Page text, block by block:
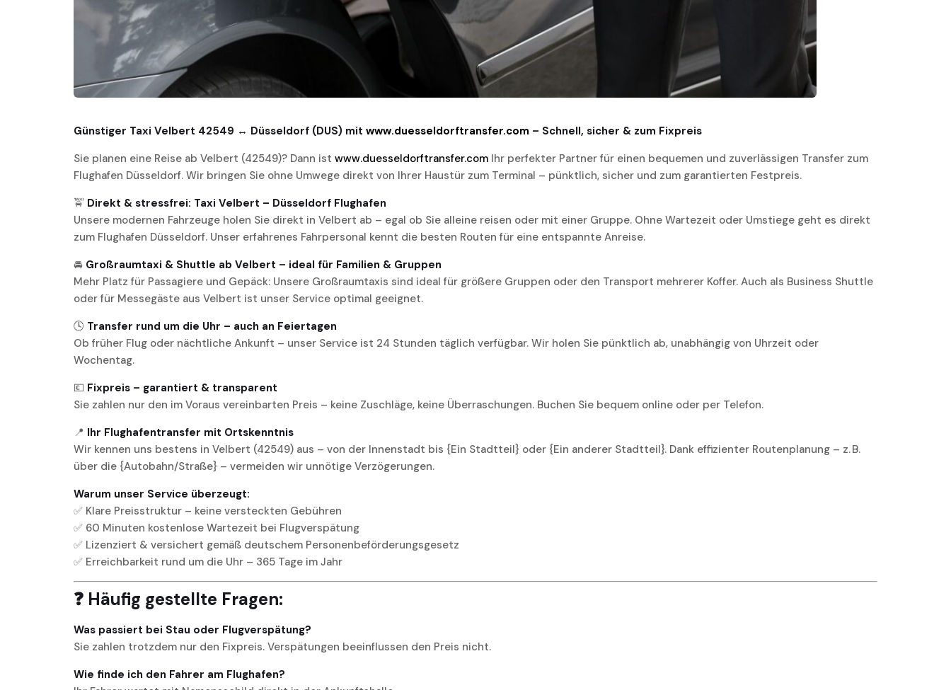
Günstiger Taxi Velbert 42549 ↔ Düsseldorf (DUS) mit www.duesseldorftransfer.com – Schnell, sicher & zum Fixpreis
Sie planen eine Reise ab Velbert (42549)? Dann ist www.duesseldorftransfer.com Ihr perfekter Partner für einen bequemen und zuverlässigen Transfer zum
Flughafen Düsseldorf. Wir bringen Sie ohne Umwege direkt von Ihrer Haustür zum Terminal – pünktlich, sicher und zum garantierten Festpreis.
🚖 Direkt & stressfrei: Taxi Velbert – Düsseldorf Flughafen
Unsere modernen Fahrzeuge holen Sie direkt in Velbert ab – egal ob Sie alleine reisen oder mit einer Gruppe. Ohne Wartezeit oder Umstiege geht es direkt
zum Flughafen Düsseldorf. Unser erfahrenes Fahrpersonal kennt die besten Routen für eine entspannte Anreise.
🚘 Großraumtaxi & Shuttle ab Velbert – ideal für Familien & Gruppen
Mehr Platz für Passagiere und Gepäck: Unsere Großraumtaxis sind ideal für größere Gruppen oder den Transport mehrerer Koffer. Auch als Business Shuttle
oder für Messegäste aus Velbert ist unser Service optimal geeignet.
🕓 Transfer rund um die Uhr – auch an Feiertagen
Ob früher Flug oder nächtliche Ankunft – unser Service ist 24 Stunden täglich verfügbar. Wir holen Sie pünktlich ab, unabhängig von Uhrzeit oder
Wochentag.
💶 Fixpreis – garantiert & transparent
Sie zahlen nur den im Voraus vereinbarten Preis – keine Zuschläge, keine Überraschungen. Buchen Sie bequem online oder per Telefon.
📍 Ihr Flughafentransfer mit Ortskenntnis
Wir kennen uns bestens in Velbert (42549) aus – von der Innenstadt bis {Ein Stadtteil} oder {Ein anderer Stadtteil}. Dank effizienter Routenplanung – z. B.
über die {Autobahn/Straße} – vermeiden wir unnötige Verzögerungen.
Warum unser Service überzeugt:
✅ Klare Preisstruktur – keine versteckten Gebühren
✅ 60 Minuten kostenlose Wartezeit bei Flugverspätung
✅ Lizenziert & versichert gemäß deutschem Personenbeförderungsgesetz
✅ Erreichbarkeit rund um die Uhr – 365 Tage im Jahr
❓ Häufig gestellte Fragen:
Was passiert bei Stau oder Flugverspätung?
Sie zahlen trotzdem nur den Fixpreis. Verspätungen beeinflussen den Preis nicht.
Wie finde ich den Fahrer am Flughafen?